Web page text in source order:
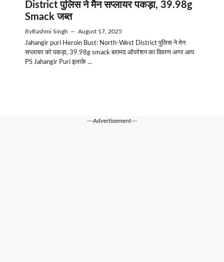
District पुलिस ने मैन सप्लायर पकड़ा, 39.98g
Smack जब्त
ByRashmi Singh — August 17, 2025
Jahangir puri Heroin Bust: North-West District पुलिस ने मेन
सप्लायर को पकड़ा, 39.98g smack बरामद ऑपरेशन का विवरण अगर आप
PS Jahangir Puri इलाके ...
---Advertisement---